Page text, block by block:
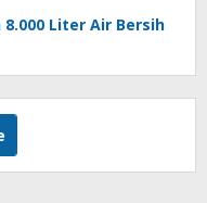
Liter Air Bersih